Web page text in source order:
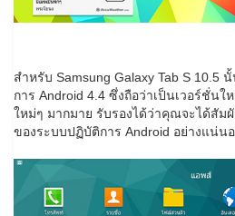
สำหรับ Samsung Galaxy Tab S 10.5
การ Android 4.4 ซึ่งถือว่าเป็นเวอร์ชั่น
ใหม่ๆ มากมาย รับรองได้ว่าคุณจะได้สั
ของระบบปฏิบัติการ Android อย่างแน่น